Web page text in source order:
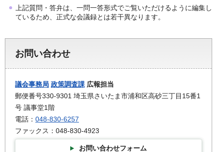
上記質問・答弁は、一問一答形式でご覧いただけるように編集し
ているため、正式な会議録とは若干異なります。
お問い合わせ
議会事務局 政策調査課 広報担当
郵便番号330-9301 埼玉県さいたま市浦和区高砂三丁目15番1
号 議事堂1階
電話： 048-830-6257
ファックス：048-830-4923
お問い合わせフォーム